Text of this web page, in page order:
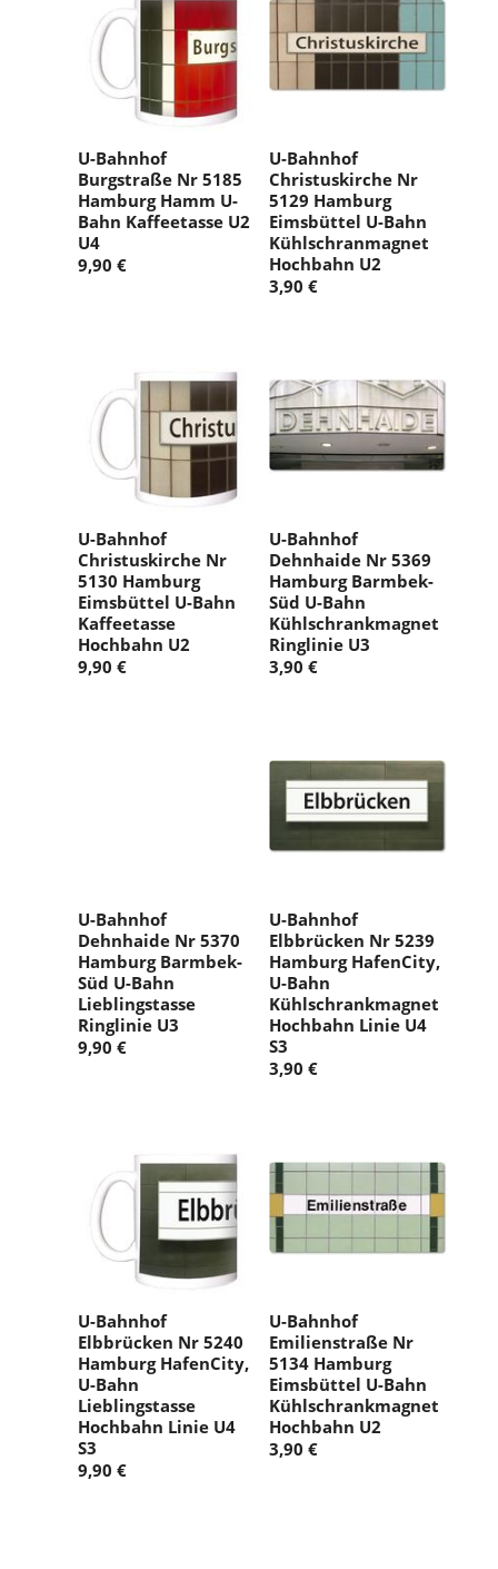
U-Bahnhof
Burgstraße Nr 5185
Hamburg Hamm U-
Bahn Kaffeetasse U2
U4
9,90 €
U-Bahnhof
Christuskirche Nr
5129 Hamburg
Eimsbüttel U-Bahn
Kühlschranmagnet
Hochbahn U2
3,90 €
U-Bahnhof
Christuskirche Nr
5130 Hamburg
Eimsbüttel U-Bahn
Kaffeetasse
Hochbahn U2
9,90 €
U-Bahnhof
Dehnhaide Nr 5369
Hamburg Barmbek-
Süd U-Bahn
Kühlschrankmagnet
Ringlinie U3
3,90 €
U-Bahnhof
Dehnhaide Nr 5370
Hamburg Barmbek-
Süd U-Bahn
Lieblingstasse
Ringlinie U3
9,90 €
U-Bahnhof
Elbbrücken Nr 5239
Hamburg HafenCity,
U-Bahn
Kühlschrankmagnet
Hochbahn Linie U4
S3
3,90 €
U-Bahnhof
Elbbrücken Nr 5240
Hamburg HafenCity,
U-Bahn
Lieblingstasse
Hochbahn Linie U4
S3
9,90 €
U-Bahnhof
Emilienstraße Nr
5134 Hamburg
Eimsbüttel U-Bahn
Kühlschrankmagnet
Hochbahn U2
3,90 €